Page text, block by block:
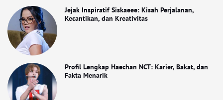
Jejak Inspiratif Siskaeee: Kisah Perjalanan,
Kecantikan, dan Kreativitas
Profil Lengkap Haechan NCT: Karier, Bakat, dan
Fakta Menarik